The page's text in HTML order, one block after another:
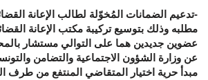
-تدعيم الضمانات المُخوّلة لطالب الإعانة
مطلبه وذلك بتوسيع تركيبة مكتب الإعانة
عضوين جديدين هما على التوالي مستشار
عن وزارة الشؤون الاجتماعية والتضامن
مبدأ حرية اختيار المتقاضي المنتفع من طرف